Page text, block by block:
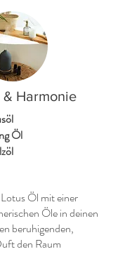
Harmonie
Öl
Öl mit einer
Öle in deinen
beruhigenden,
den Raum